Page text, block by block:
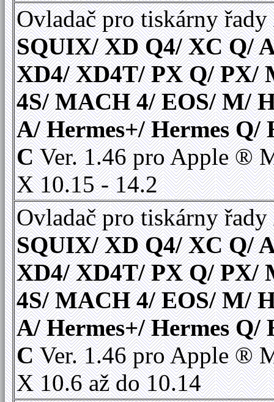
Ovladač pro tiskárny řady
SQUIX/ XD Q4/ XC Q/
XD4/ XD4T/ PX Q/ PX/
4S/ MACH 4/ EOS/ M/
A/ Hermes+/ Hermes Q/
CVer. 1.46 pro Apple ®
X 10.15 - 14.2
Ovladač pro tiskárny řady
SQUIX/ XD Q4/ XC Q/
XD4/ XD4T/ PX Q/ PX/
4S/ MACH 4/ EOS/ M/
A/ Hermes+/ Hermes Q/
CVer. 1.46 pro Apple ®
X 10.6 až do 10.14